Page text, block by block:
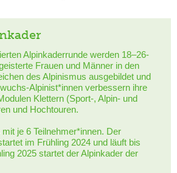
Alpinkaderrunde werden 18–26-
Frauen und Männer in den
des Alpinismus ausgebildet und
Alpinist*innen verbessern ihre
Klettern (Sport-, Alpin- und
und Hochtouren.
je 6 Teilnehmer*innen. Der
im Frühling 2024 und läuft bis
2025 startet der Alpinkader der